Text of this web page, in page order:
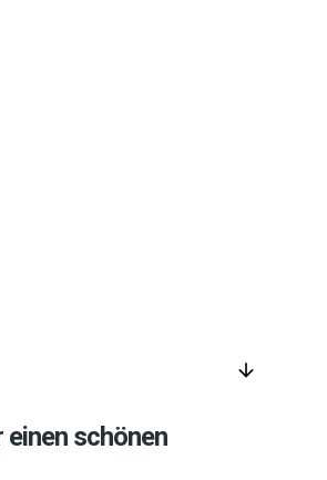
arrow_downward
einen schönen